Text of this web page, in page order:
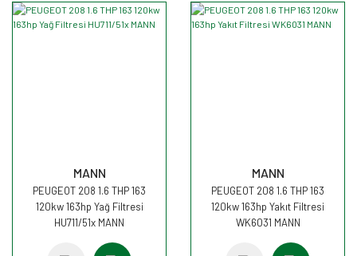
MANN
PEUGEOT 208 1.6 THP 163
120kw 163hp Yağ Filtresi
HU711/51x MANN
MANN
PEUGEOT 208 1.6 THP 163
120kw 163hp Yakıt Filtresi
WK6031 MANN